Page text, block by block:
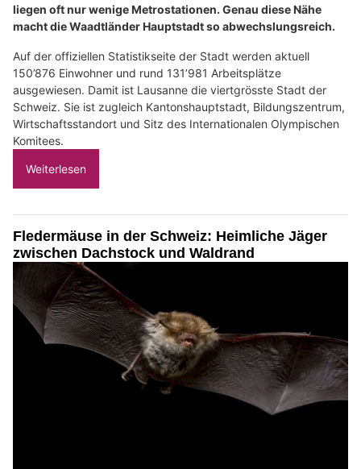
liegen oft nur wenige Metrostationen. Genau diese Nähe
macht die Waadtländer Hauptstadt so abwechslungsreich.
Auf der offiziellen Statistikseite der Stadt werden aktuell
150’876 Einwohner und rund 131’981 Arbeitsplätze
ausgewiesen. Damit ist Lausanne die viertgrösste Stadt der
Schweiz. Sie ist zugleich Kantonshauptstadt, Bildungszentrum,
Wirtschaftsstandort und Sitz des Internationalen Olympischen
Komitees.
Weiterlesen
Fledermäuse in der Schweiz: Heimliche Jäger
zwischen Dachstock und Waldrand